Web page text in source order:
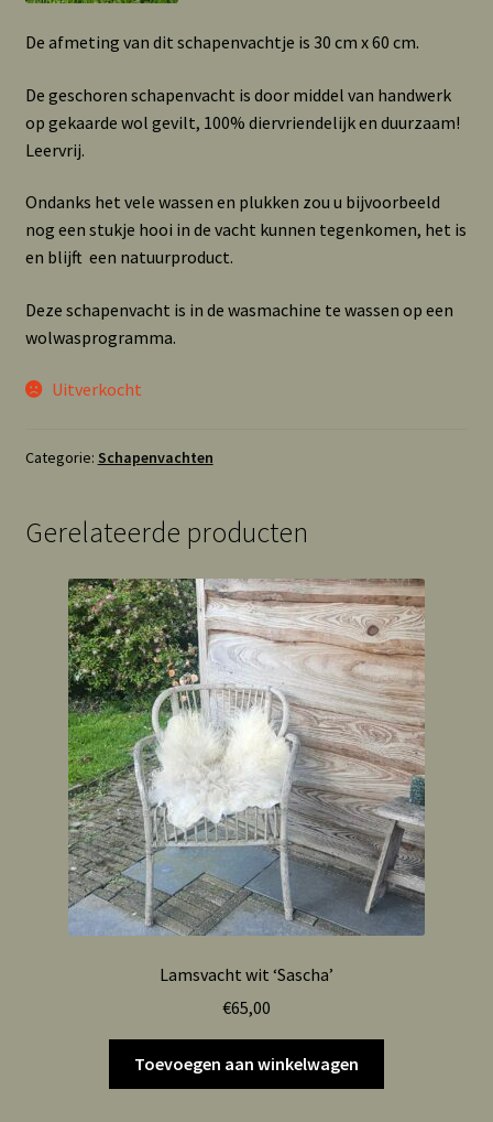
De afmeting van dit schapenvachtje is 30 cm x 60 cm.
De geschoren schapenvacht is door middel van handwerk
op gekaarde wol gevilt, 100% diervriendelijk en duurzaam!
Leervrij.
Ondanks het vele wassen en plukken zou u bijvoorbeeld
nog een stukje hooi in de vacht kunnen tegenkomen, het is
en blijft een natuurproduct.
Deze schapenvacht is in de wasmachine te wassen op een
wolwasprogramma.
Uitverkocht
Categorie: Schapenvachten
Gerelateerde producten
Lamsvacht wit ‘Sascha’
€65,00
Toevoegen aan winkelwagen